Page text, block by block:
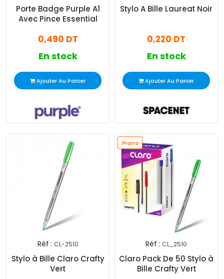
Porte Badge Purple A1
Avec Pince Essential
0,490 DT
En stock
Ajouter Au Panier
Stylo A Bille Laureat Noir
0,220 DT
En stock
Ajouter Au Panier
Réf : CL-2510
Stylo à Bille Claro Crafty
Vert
Promo
Réf : CL_2510
Claro Pack De 50 Stylo à
Bille Crafty Vert